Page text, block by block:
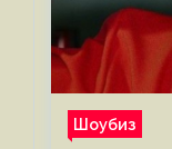
Шоубиз